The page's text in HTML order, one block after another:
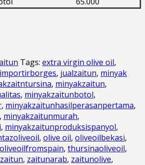
Tags: extra virgin olive oil,
importirborges, jualzaitun, minyak
, minyakzaitun,
, minyakzaitunbotol,
, minyakzaitunhasilperasanpertama,
, minyakzaitunmurah,
, minyakzaitunproduksispanyol,
, olive oil, oliveoilbekasi,
oliveoilfromspain, thursinaoliveoil,
zaitun, zaitunarab, zaitunolive,